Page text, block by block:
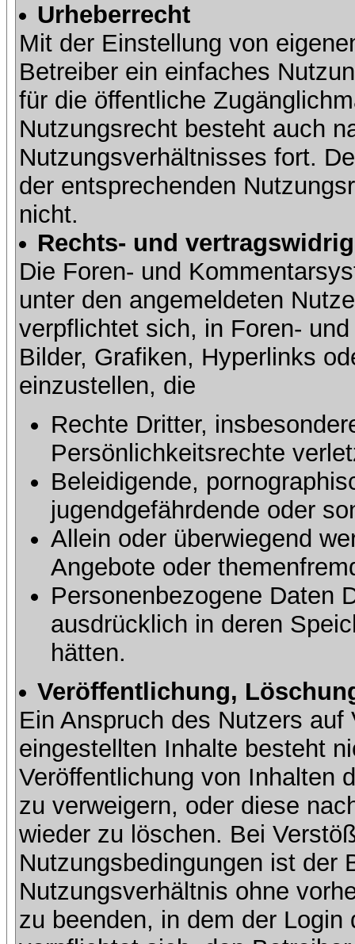
Urheberrecht
Mit der Einstellung von
Betreiber ein einfaches
für die öffentliche
Nutzungsrecht besteht auch
Nutzungsverhältnisses fort.
der entsprechenden
nicht.
Rechts- und
Die Foren- und
unter den angemeldeten
verpflichtet sich, in Foren-
Bilder, Grafiken, Hyperlinks
einzustellen, die
Rechte Dritter,
Persönlichkeitsrechte
Beleidigende,
jugendgefährdende oder
Allein oder überwiegend
Angebote oder
Personenbezogene Daten
ausdrücklich in deren
hätten.
Veröffentlichung,
Ein Anspruch des Nutzers
eingestellten Inhalte besteht
Veröffentlichung von Inhalten
zu verweigern, oder diese
wieder zu löschen. Bei
Nutzungsbedingungen ist der
Nutzungsverhältnis ohne
zu beenden, in dem der